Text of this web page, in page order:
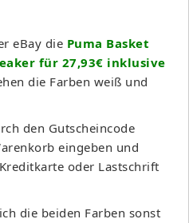
eBay die Puma Basket
für 27,93€ inklusive
die Farben weiß und
den Gutscheincode
eingeben und
oder Lastschrift
die beiden Farben sonst